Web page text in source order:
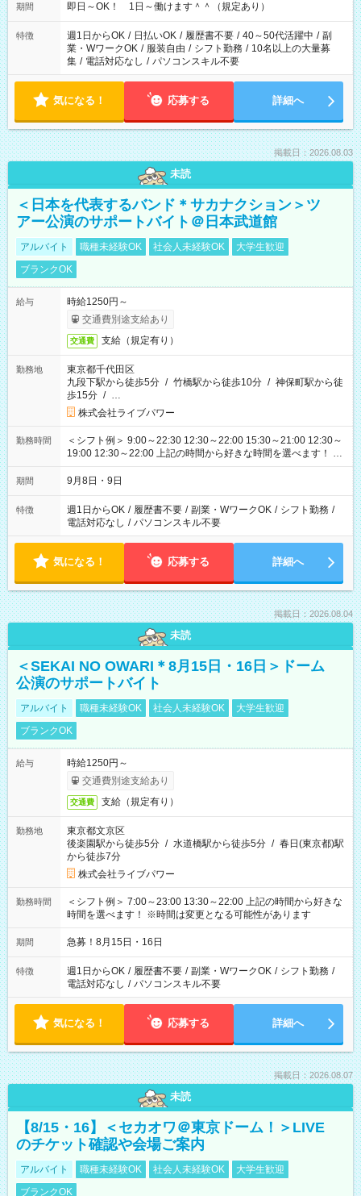
期間 即日～OK！ 1日～働けます＾＾（規定あり）
特徴 週1日からOK / 日払いOK / 履歴書不要 / 40～50代活躍中 / 副
業・WワークOK / 服装自由 / シフト勤務 / 10名以上の大量募
集 / 電話対応なし / パソコンスキル不要
気になる！ 応募する 詳細へ
掲載日：2026.08.03
未読
＜日本を代表するバンド＊サカナクション＞ツ
アー公演のサポートバイト＠日本武道館
アルバイト 職種未経験OK 社会人未経験OK
大学生歓迎
ブランクOK
給与
時給1250円～
交通費別途支給あり
交通費 支給（規定有り）
勤務地
東京都千代田区
九段下駅から徒歩5分 / 竹橋駅から徒歩10分 / 神保町駅から徒
歩15分 / …
株式会社ライブパワー
勤務時間
＜シフト例＞ 9:00～22:30 12:30～22:00 15:30～21:00 12:30～
19:00 12:30～22:00 上記の時間から好きな時間を選べます！ ※
時間は変更となる可能性があります
期間 9月8日・9日
特徴 週1日からOK / 履歴書不要 / 副業・WワークOK / シフト勤務 /
電話対応なし / パソコンスキル不要
気になる！ 応募する 詳細へ
掲載日：2026.08.04
未読
＜SEKAI NO OWARI＊8月15日・16日＞ドーム
公演のサポートバイト
アルバイト 職種未経験OK 社会人未経験OK
大学生歓迎
ブランクOK
給与
時給1250円～
交通費別途支給あり
交通費 支給（規定有り）
勤務地
東京都文京区
後楽園駅から徒歩5分 / 水道橋駅から徒歩5分 / 春日(東京都)駅
から徒歩7分
株式会社ライブパワー
勤務時間
＜シフト例＞ 7:00～23:00 13:30～22:00 上記の時間から好きな
時間を選べます！ ※時間は変更となる可能性があります
期間 急募！8月15日・16日
特徴 週1日からOK / 履歴書不要 / 副業・WワークOK / シフト勤務 /
電話対応なし / パソコンスキル不要
気になる！ 応募する 詳細へ
掲載日：2026.08.07
未読
【8/15・16】＜セカオワ＠東京ドーム！＞LIVE
のチケット確認や会場ご案内
アルバイト 職種未経験OK 社会人未経験OK
大学生歓迎
ブランクOK